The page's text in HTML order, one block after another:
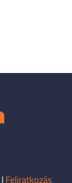
| Feliratkozás